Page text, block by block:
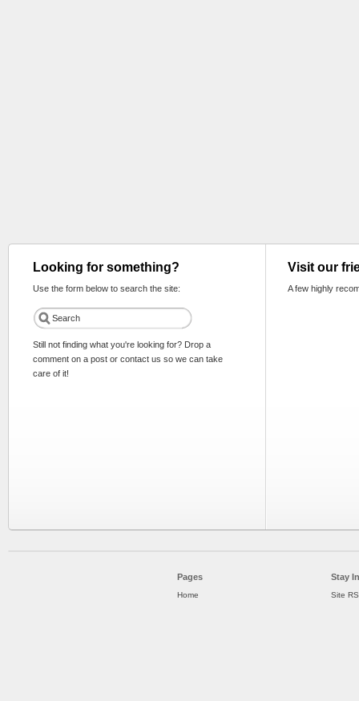
Looking for something?
Use the form below to search the site:
Still not finding what you're looking for? Drop a
comment on a post or contact us so we can take
care of it!
Visit our
A few highly
Pages
Home
Stay
Site